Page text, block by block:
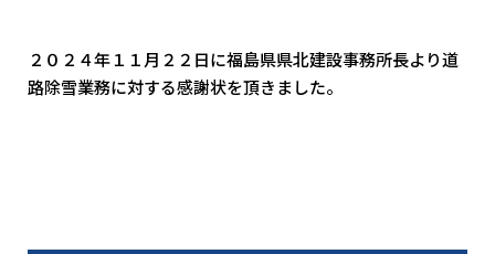
２０２４年１１月２２日に福島県県北建設事務所長より道
路除雪業務に対する感謝状を頂きました。